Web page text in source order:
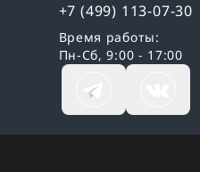
+7 (499) 113-07-30
Время работы:
Пн-Сб, 9:00 - 17:00